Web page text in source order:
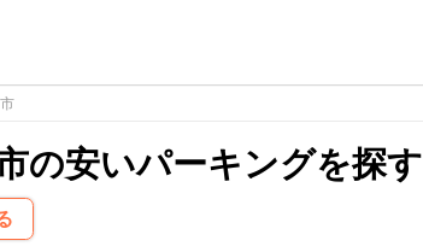
の安いパーキングを探す